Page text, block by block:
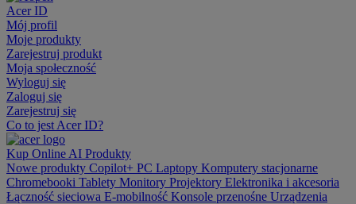
Acer ID
Mój profil
Moje produkty
Zarejestruj produkt
Moja społeczność
Wyloguj się
Zaloguj się
Zarejestruj się
Co to jest Acer ID?
Kup Online AI Produkty
Nowe produkty Copilot+ PC Laptopy Komputery stacjonarne
Chromebooki Tablety Monitory Projektory Elektronika i akcesoria
Łączność sieciowa E-mobilność Konsole przenośne Urządzenia